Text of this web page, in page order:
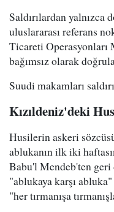
Saldırılardan yalnızca
uluslararası referans
Ticareti
bağımsız olarak
Suudi makamları
Kızıldeniz'deki
Husilerin askeri
ablukanın ilk iki
Babu'l Mendeb'ten
"ablukaya karşı
"her tırmanışa